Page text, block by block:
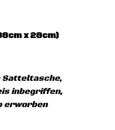
x 28cm)
Satteltasche,
inbegriffen,
erworben